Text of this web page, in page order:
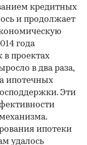
кредитных
и продолжает
года
проектах
в два раза,
ипотечных
Эти
ипотеки
удалось